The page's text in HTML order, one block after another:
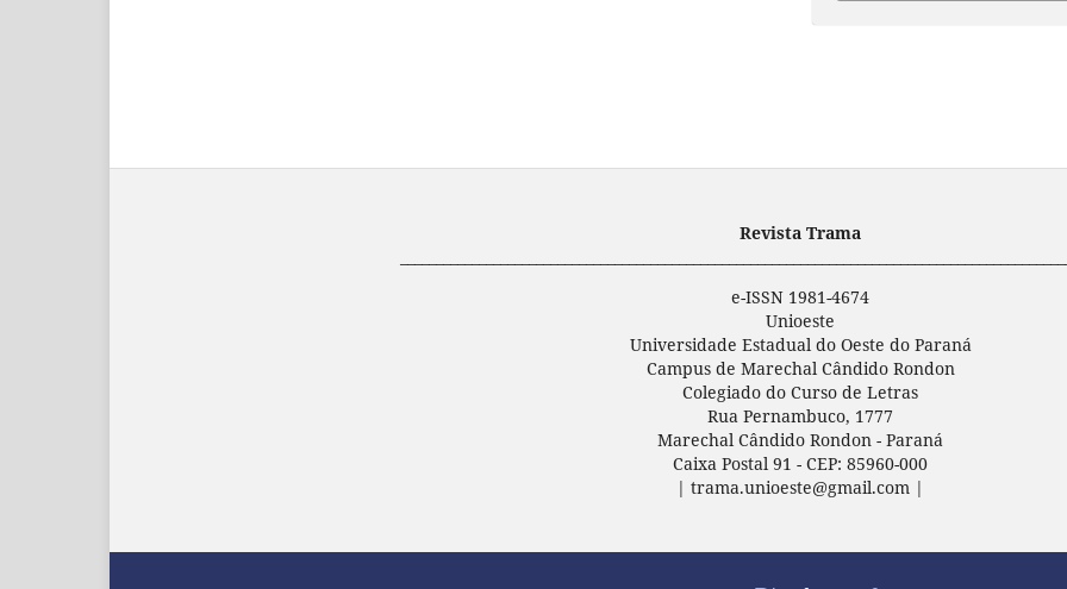
Revista Trama
e-ISSN 1981-4674
Unioeste
Universidade Estadual do Oeste do Paraná
Campus de Marechal Cândido Rondon
Colegiado do Curso de Letras
Rua Pernambuco, 1777
Marechal Cândido Rondon - Paraná
Caixa Postal 91 - CEP: 85960-000
| trama.unioeste@gmail.com |